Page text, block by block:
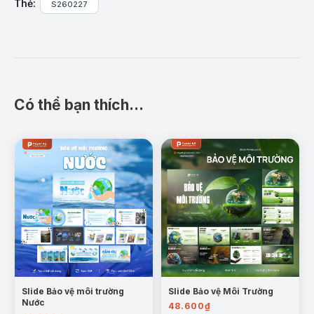
bản đến thực trạng tại Việt Nam, nguyên nhân, hậu
Nội dung chi tiết:
phần gây ô nhiễm và chỉ số đánh giá chất
lượng không khí AQI.
Thẻ: S260227
Có thể bạn thích…
Slide Bảo vệ môi trường
Nước
Slide Bảo vệ Môi Trường
48.600₫